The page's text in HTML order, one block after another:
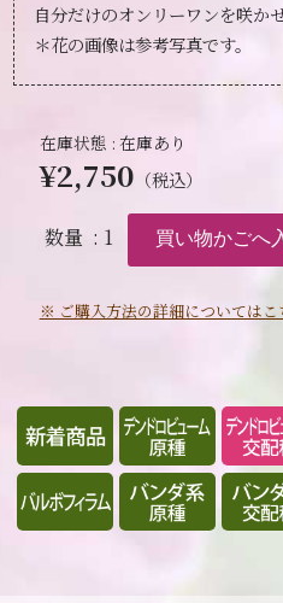
自分だけのオンリーワンを咲か
＊花の画像は参考写真です。
在庫状態 : 在庫あり
¥2,750 （税込）
数量 : 1
※ ご購入方法の詳細についてはこ